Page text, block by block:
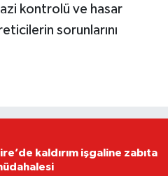
kontrolü ve hasar
sorunlarını
kaldırım işgaline zabıta